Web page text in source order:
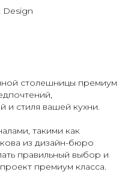
Design
столешницы премиум
и стиля вашей кухни.
такими как
из дизайн-бюро
правильный выбор и
премиум класса.